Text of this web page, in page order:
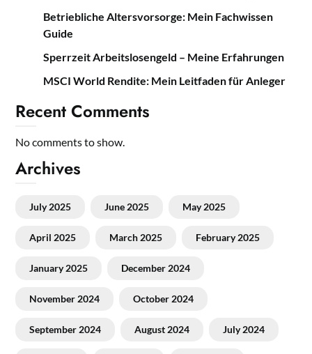
Betriebliche Altersvorsorge: Mein Fachwissen
Guide
Sperrzeit Arbeitslosengeld – Meine Erfahrungen
MSCI World Rendite: Mein Leitfaden für Anleger
Recent Comments
No comments to show.
Archives
July 2025 June 2025 May 2025
April 2025 March 2025 February 2025
January 2025 December 2024
November 2024 October 2024
September 2024 August 2024 July 2024